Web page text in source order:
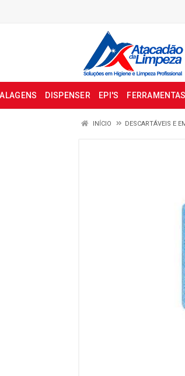
DISPENSER EPI'S FERRAMENTAS
INÍCIO DESCARTÁVEIS E